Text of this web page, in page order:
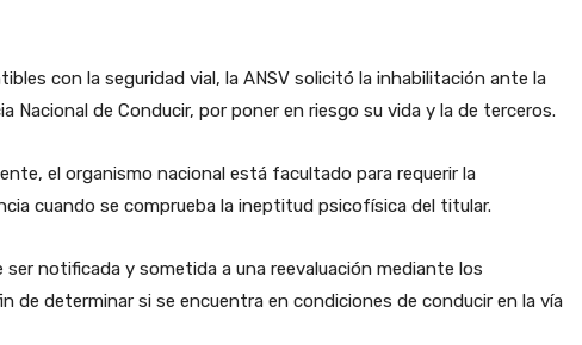
con la seguridad vial, la ANSV solicitó la inhabilitación ante la
Nacional de Conducir, por poner en riesgo su vida y la de terceros.
el organismo nacional está facultado para requerir la
cuando se comprueba la ineptitud psicofísica del titular.
notificada y sometida a una reevaluación mediante los
de determinar si se encuentra en condiciones de conducir en la vía